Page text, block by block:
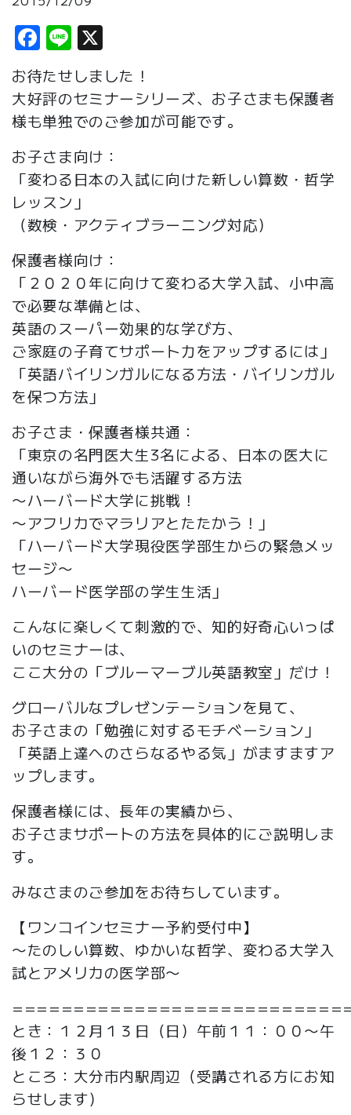
Facebook
Line
お待たせしました！
大好評のセミナーシリーズ、お子さまも保護者
様も単独でのご参加が可能です。
お子さま向け：
「変わる日本の入試に向けた新しい算数・哲学
レッスン」
（数検・アクティブラーニング対応）
保護者様向け：
「２０２０年に向けて変わる大学入試、小中高
で必要な準備とは、
英語のスーパー効果的な学び方、
ご家庭の子育てサポート力をアップするには」
「英語バイリンガルになる方法・バイリンガル
を保つ方法」
お子さま・保護者様共通：
「東京の名門医大生3名による、日本の医大に
通いながら海外でも活躍する方法
〜ハーバード大学に挑戦！
〜アフリカでマラリアとたたかう！」
「ハーバード大学現役医学部生からの緊急メッ
セージ〜
ハーバード医学部の学生生活」
こんなに楽しくて刺激的で、知的好奇心いっぱ
いのセミナーは、
ここ大分の「ブルーマーブル英語教室」だけ！
グローバルなプレゼンテーションを見て、
お子さまの「勉強に対するモチベーション」
「英語上達へのさらなるやる気」がますますア
ップします。
保護者様には、長年の実績から、
お子さまサポートの方法を具体的にご説明しま
す。
みなさまのご参加をお待ちしています。
【ワンコインセミナー予約受付中】
〜たのしい算数、ゆかいな哲学、変わる大学入
試とアメリカの医学部〜
とき：１２月１３日（日）午前１１：００〜午
後１２：３０
ところ：大分市内駅周辺（受講される方にお知
らせします）